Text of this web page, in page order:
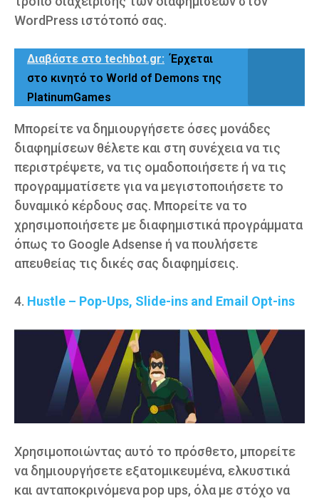
WordPress ιστότοπό σας.
Διαβάστε στο techbot.gr: Έρχεται
στο κινητό το World of Demons της
PlatinumGames
Μπορείτε να δημιουργήσετε όσες μονάδες
διαφημίσεων θέλετε και στη συνέχεια να τις
περιστρέψετε, να τις ομαδοποιήσετε ή να τις
προγραμματίσετε για να μεγιστοποιήσετε το
δυναμικό κέρδους σας. Μπορείτε να το
χρησιμοποιήσετε με διαφημιστικά προγράμματα
όπως το Google Adsense ή να πουλήσετε
απευθείας τις δικές σας διαφημίσεις.
4. Hustle – Pop-Ups, Slide-ins and Email Opt-ins
Χρησιμοποιώντας αυτό το πρόσθετο, μπορείτε
να δημιουργήσετε εξατομικευμένα, ελκυστικά
και ανταποκρινόμενα pop ups, όλα με στόχο να